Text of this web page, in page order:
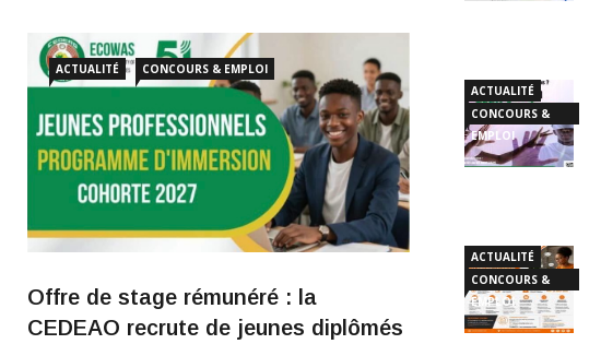
point de relais entre le cabinet et le personnel
intérimaire. Veiller au bon fonctionnement […]
ACTUALITÉ CONCOURS & EMPLOI
Offre de stage rémunéré : la
CEDEAO recrute de jeunes diplômés
ACTUALITÉ
CONCOURS &
EMPLOI
ACTUALITÉ
CONCOURS &
EMPLOI